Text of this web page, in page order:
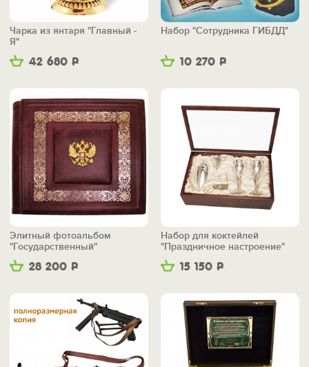
42 680 Р
Чарка из янтаря "Главный -
Я"
10 270 Р
Набор "Сотрудника ГИБДД"
28 200 Р
Элитный фотоальбом
"Государственный"
15 150 Р
Набор для коктейлей
"Праздничное настроение"